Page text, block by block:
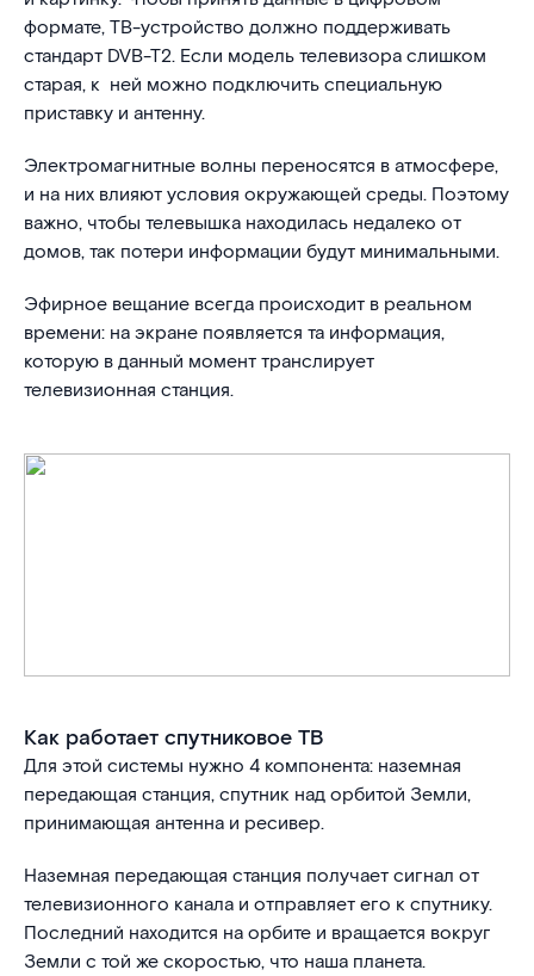
формате, ТВ-устройство должно поддерживать
стандарт DVB-T2. Если модель телевизора слишком
старая, к ней можно подключить специальную
приставку и антенну.
Электромагнитные волны переносятся в атмосфере,
и на них влияют условия окружающей среды. Поэтому
важно, чтобы телевышка находилась недалеко от
домов, так потери информации будут минимальными.
Эфирное вещание всегда происходит в реальном
времени: на экране появляется та информация,
которую в данный момент транслирует
телевизионная станция.
Как работает спутниковое ТВ
Для этой системы нужно 4 компонента: наземная
передающая станция, спутник над орбитой Земли,
принимающая антенна и ресивер.
Наземная передающая станция получает сигнал от
телевизионного канала и отправляет его к спутнику.
Последний находится на орбите и вращается вокруг
Земли с той же скоростью, что наша планета.